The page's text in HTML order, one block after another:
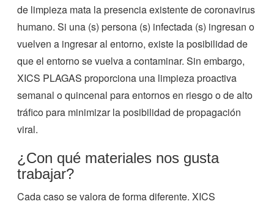
de limpieza mata la presencia existente de coronavirus
humano. Si una (s) persona (s) infectada (s) ingresan o
vuelven a ingresar al entorno, existe la posibilidad de
que el entorno se vuelva a contaminar. Sin embargo,
XICS PLAGAS proporciona una limpieza proactiva
semanal o quincenal para entornos en riesgo o de alto
tráfico para minimizar la posibilidad de propagación
viral.
¿Con qué materiales nos gusta
trabajar?
Cada caso se valora de forma diferente. XICS